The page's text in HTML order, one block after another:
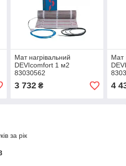
Мат нагрівальний
DEVIcomfort 1 м2
83030562
3 732₴
Мат
4
за рік